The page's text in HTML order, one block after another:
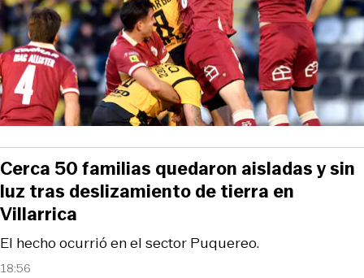
18:56
El hecho ocurrió en el sector Puquereo.
Cerca 50 familias quedaron aisladas y sin
luz tras deslizamiento de tierra en
Villarrica